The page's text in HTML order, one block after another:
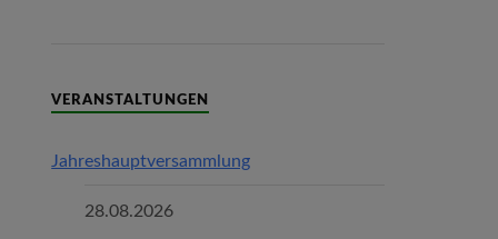
VERANSTALTUNGEN
Jahreshauptversammlung
28.08.2026